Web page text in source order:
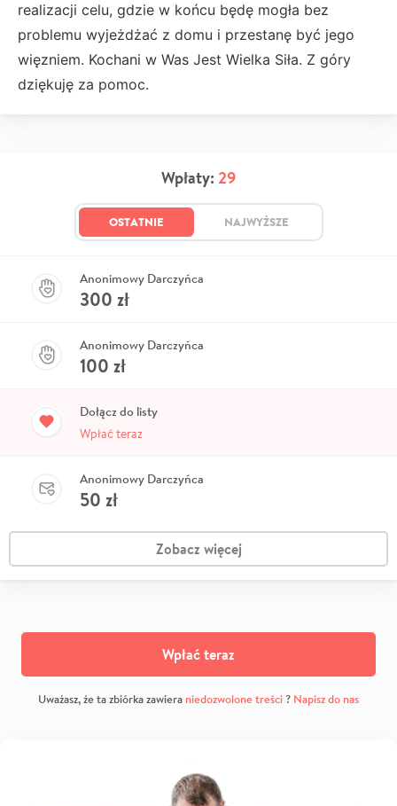
realizacji celu, gdzie w końcu będę mogła bez
problemu wyjeżdżać z domu i przestanę być jego
więzniem. Kochani w Was Jest Wielka Siła. Z góry
dziękuję za pomoc.
Wpłaty: 29
OSTATNIE NAJWYŻSZE
Anonimowy Darczyńca
300 zł
Anonimowy Darczyńca
100 zł
Dołącz do listy
Wpłać teraz
Anonimowy Darczyńca
50 zł
Zobacz więcej
Wpłać teraz
Uważasz, że ta zbiórka zawiera niedozwolone treści? Napisz do nas